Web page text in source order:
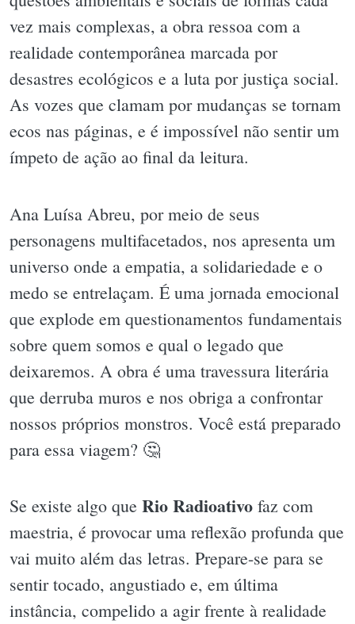
vez mais complexas, a obra ressoa com a
realidade contemporânea marcada por
desastres ecológicos e a luta por justiça social.
As vozes que clamam por mudanças se tornam
ecos nas páginas, e é impossível não sentir um
ímpeto de ação ao final da leitura.
Ana Luísa Abreu, por meio de seus
personagens multifacetados, nos apresenta um
universo onde a empatia, a solidariedade e o
medo se entrelaçam. É uma jornada emocional
que explode em questionamentos fundamentais
sobre quem somos e qual o legado que
deixaremos. A obra é uma travessura literária
que derruba muros e nos obriga a confrontar
nossos próprios monstros. Você está preparado
para essa viagem? 🤔
Se existe algo que Rio Radioativo faz com
maestria, é provocar uma reflexão profunda que
vai muito além das letras. Prepare-se para se
sentir tocado, angustiado e, em última
instância, compelido a agir frente à realidade